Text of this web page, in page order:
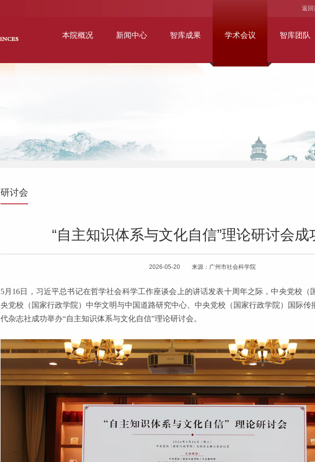
本院概况 新闻中心 智库成果 学术会议 智库团队
返回
研讨会
“自主知识体系与文化自信”理论研讨会成
2026-05-20 来源：广州市社会科学院
5月16日，习近平总书记在哲学社会科学工作座谈会上的讲话发表十周年之际，中央党校（
央党校（国家行政学院）中华文明与中国道路研究中心、中央党校（国家行政学院）国际传
代杂志社成功举办“自主知识体系与文化自信”理论研讨会。